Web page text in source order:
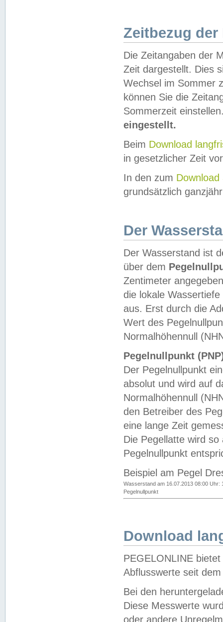
Zeitbezug der
Die Zeitangaben der
Zeit dargestellt. Dies
Wechsel im Sommer
können Sie die
Sommerzeit
eingestellt.
Beim Download
in gesetzlicher Zeit
In den zum Download
grundsätzlich
Der
Der Wasserstand ist
über dem
Zentimeter
die lokale
aus. Erst durch die
Wert des
Normalhöhennull
Pegelnullpunkt
Der Pegelnullpunkt
absolut und wird auf
Normalhöhennull
den Betreiber des
eine lange Zeit
Die Pegellatte wird
Pegelnullpunkt
Beispiel am Pegel
Wasserstand am 16.07.2013 08:00 Uhr:
Pegelnullpunkt
Download
PEGELONLINE
Abflusswerte seit
Bei den
Diese Messwerte
oder andere